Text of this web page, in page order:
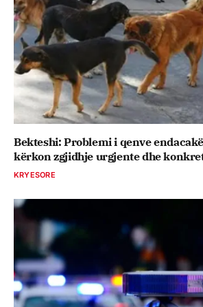
Bekteshi: Problemi i qenve
kërkon zgjidhje urgjente dhe
KRYESORE